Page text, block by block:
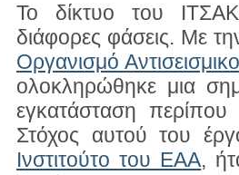
Το δίκτυο του
διάφορες φάσεις. Με
Οργανισμό
ολοκληρώ­θηκε μια
εγκατάσταση περίπου
Στόχος αυτού του
Ινστιτούτο του ΕΑΑ,